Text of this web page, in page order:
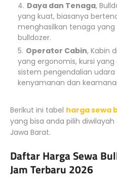
Daya dan Tenaga,
yang kuat, biasanya
menghasilkan tenaga
bulldozer.
Operator Cabin, Kabin
yang ergonomis, kursi
sistem pengendalian
kenyamanan dan
Berikut ini tabel harga sewa
yang bisa anda pilih
Jawa Barat.
Daftar Harga Sewa
Jam Terbaru 2026